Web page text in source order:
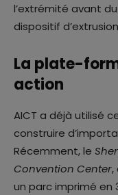
l’extrémité avant
dispositif
La plate-
action
AICT a déjà utilisé
construire
Récemment, le
Convention Center,
un parc imprimé en